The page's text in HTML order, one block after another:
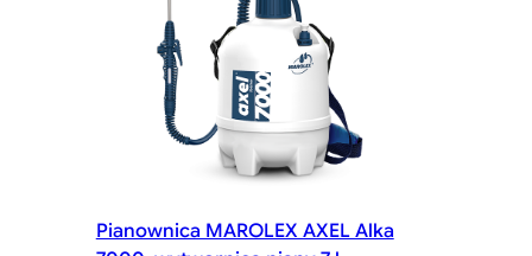
Pianownica MAROLEX AXEL Alka